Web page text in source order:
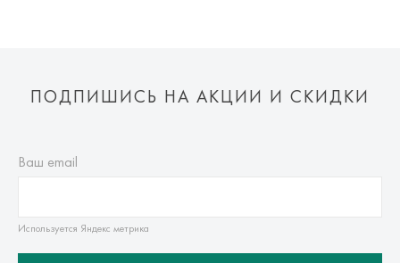
ПОДПИШИСЬ НА АКЦИИ И СКИДКИ
Ваш email
Используется Яндекс метрика